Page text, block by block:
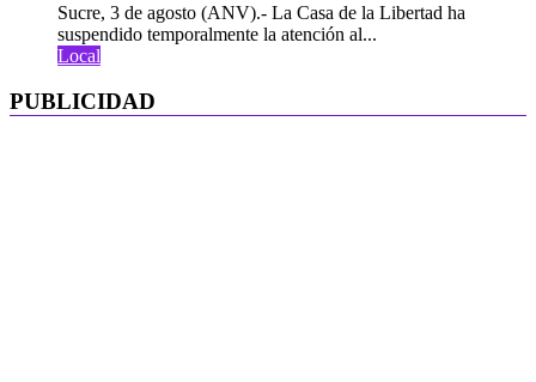
Sucre, 3 de agosto (ANV).- La Casa de la Libertad ha
suspendido temporalmente la atención al...
Local
PUBLICIDAD